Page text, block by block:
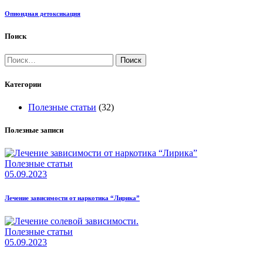
Опиоидная детоксикация
Поиск
Найти:
Категории
Полезные статьи (32)
Полезные записи
Полезные статьи
05.09.2023
Лечение зависимости от наркотика “Лирика”
Полезные статьи
05.09.2023